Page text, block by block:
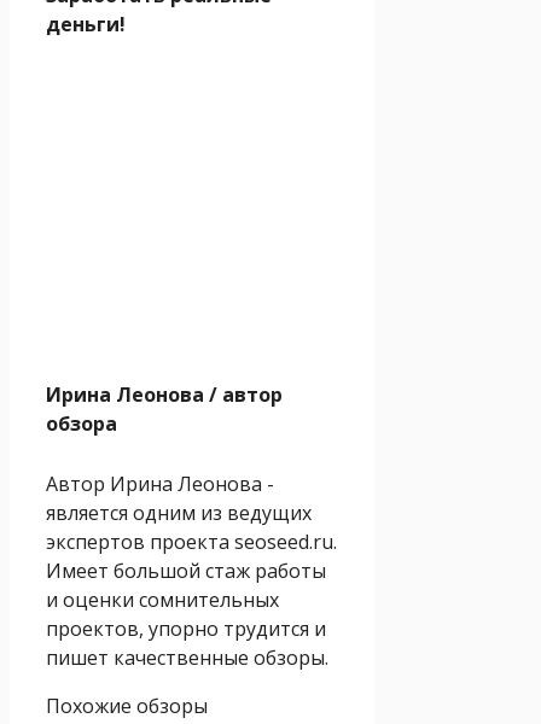
деньги!
Ирина Леонова / автор
обзора
Автор Ирина Леонова -
является одним из ведущих
экспертов проекта seoseed.ru.
Имеет большой стаж работы
и оценки сомнительных
проектов, упорно трудится и
пишет качественные обзоры.
Похожие обзоры